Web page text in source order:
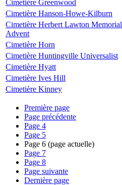
Cimetière Greenwood
Cimetière Hanson-Howe-Kilburn
Cimetière Herbert Lawton Memorial
Advent
Cimetière Horn
Cimetière Huntingville Universalist
Cimetière Hyatt
Cimetière Ives Hill
Cimetière Kinney
Première page
Page précédente
Page 4
Page 5
Page 6 (page actuelle)
Page 7
Page 8
Page suivante
Dernière page